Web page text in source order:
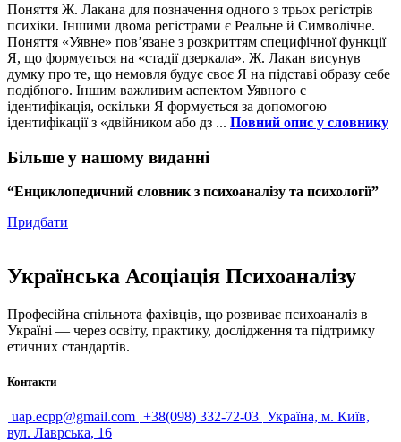
Поняття Ж. Лакана для позначення одного з трьох регістрів
психіки. Іншими двома регістрами є Реальне й Символічне.
Поняття «Уявне» пов’язане з розкриттям специфічної функції
Я, що формується на «стадії дзеркала». Ж. Лакан висунув
думку про те, що немовля будує своє Я на підставі образу себе
подібного. Іншим важливим аспектом Уявного є
ідентифікація, оскільки Я формується за допомогою
ідентифікації з «двійником або дз ... Повний опис у словнику
Більше у нашому виданні
“Енциклопедичний словник з психоаналізу та психології”
Придбати
Українська Асоціація Психоаналізу
Професійна спільнота фахівців, що розвиває психоаналіз в
Україні — через освіту, практику, дослідження та підтримку
етичних стандартів.
Контакти
uap.ecpp@gmail.com +38(098) 332-72-03 Україна, м. Київ,
вул. Лаврська, 16